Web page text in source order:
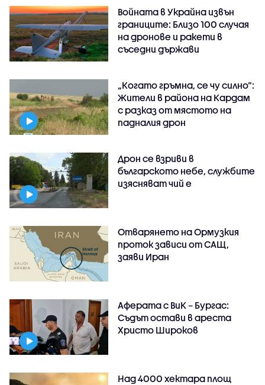
Войната в Украйна извън
границите: Близо 100 случая
на дронове и ракети в
съседни държави
„Когато гръмна, се чу силно“:
Жители в района на Кардам
с разказ от мястото на
падналия дрон
Дрон се взриви в
българското небе, службите
изясняват чий е
Отварянето на Ормузкия
проток зависи от САЩ,
заяви Иран
Аферата с ВиК – Бургас:
Съдът остави в ареста
Христо Широков
Над 4000 хектара площ